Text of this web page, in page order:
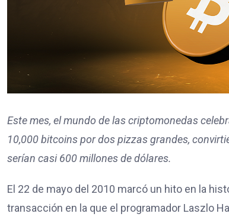
Este mes, el mundo de las criptomonedas
10,000 bitcoins por dos pizzas grandes,
serían casi 600 millones de dólares.
El 22 de mayo del 2010 marcó un hito en la
transacción en la que el programador Laszlo